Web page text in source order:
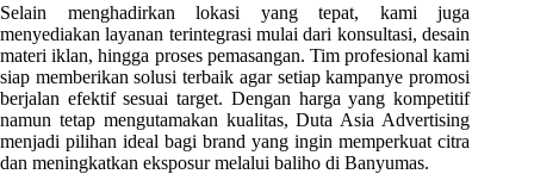
Selain menghadirkan lokasi yang tepat, kami juga
menyediakan layanan terintegrasi mulai dari konsultasi, desain
materi iklan, hingga proses pemasangan. Tim profesional kami
siap memberikan solusi terbaik agar setiap kampanye promosi
berjalan efektif sesuai target. Dengan harga yang kompetitif
namun tetap mengutamakan kualitas, Duta Asia Advertising
menjadi pilihan ideal bagi brand yang ingin memperkuat citra
dan meningkatkan eksposur melalui baliho di Banyumas.